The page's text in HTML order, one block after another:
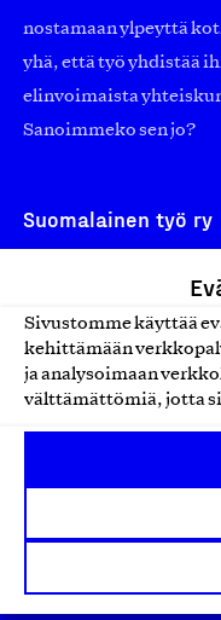
Sivustomme käyttää
kehittämään
ja analysoimaan
välttämättömiä, jotta
nostamaan ylpeyttä
yhä, että työ yhdistää
elinvoimaista
Sanoimmeko sen jo?
Suomalainen työ ry
Avainlippu